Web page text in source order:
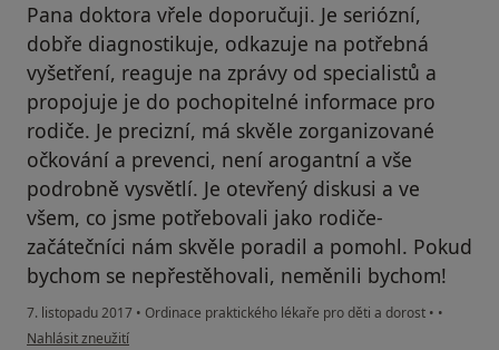
Pana doktora vřele doporučuji. Je seriózní,
dobře diagnostikuje, odkazuje na potřebná
vyšetření, reaguje na zprávy od specialistů a
propojuje je do pochopitelné informace pro
rodiče. Je precizní, má skvěle zorganizované
očkování a prevenci, není arogantní a vše
podrobně vysvětlí. Je otevřený diskusi a ve
všem, co jsme potřebovali jako rodiče-
začátečníci nám skvěle poradil a pomohl. Pokud
bychom se nepřestěhovali, neměnili bychom!
7. listopadu 2017 • Ordinace praktického lékaře pro děti a dorost • •
podle názoru uživatele Váš účet byl odstraněn
Nahlásit zneužití